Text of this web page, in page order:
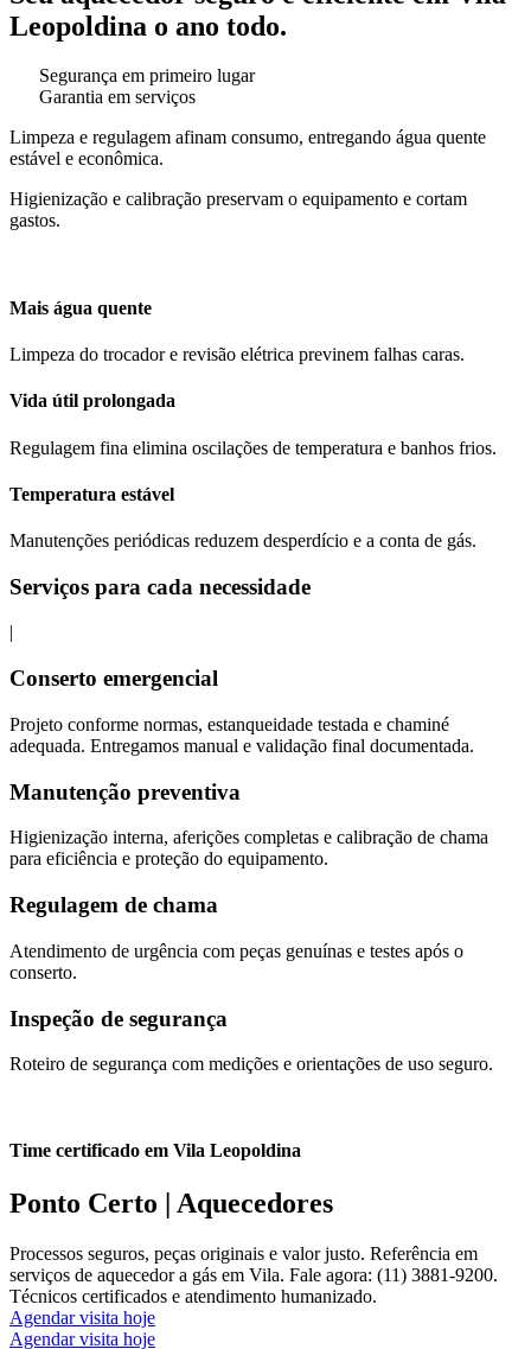
Leopoldina o ano todo.
Segurança em primeiro lugar
Garantia em serviços
Limpeza e regulagem afinam consumo, entregando água quente
estável e econômica.
Higienização e calibração preservam o equipamento e cortam
gastos.
Mais água quente
Limpeza do trocador e revisão elétrica previnem falhas caras.
Vida útil prolongada
Regulagem fina elimina oscilações de temperatura e banhos frios.
Temperatura estável
Manutenções periódicas reduzem desperdício e a conta de gás.
Serviços para cada necessidade
Conserto emergencial
Projeto conforme normas, estanqueidade testada e chaminé
adequada. Entregamos manual e validação final documentada.
Manutenção preventiva
Higienização interna, aferições completas e calibração de chama
para eficiência e proteção do equipamento.
Regulagem de chama
Atendimento de urgência com peças genuínas e testes após o
conserto.
Inspeção de segurança
Roteiro de segurança com medições e orientações de uso seguro.
Time certificado em Vila Leopoldina
Ponto Certo | Aquecedores
Processos seguros, peças originais e valor justo. Referência em
serviços de aquecedor a gás em Vila. Fale agora: (11) 3881-9200.
Técnicos certificados e atendimento humanizado.
Agendar visita hoje
Agendar visita hoje